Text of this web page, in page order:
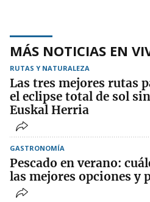
MÁS NOTICIAS EN
RUTAS Y NATURALEZA
Las tres mejores rutas
el eclipse total de sol
Euskal Herria
GASTRONOMÍA
Pescado en verano:
las mejores opciones y